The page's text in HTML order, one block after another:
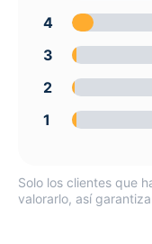
4
3
2
1
Solo los clientes que
valorarlo, así